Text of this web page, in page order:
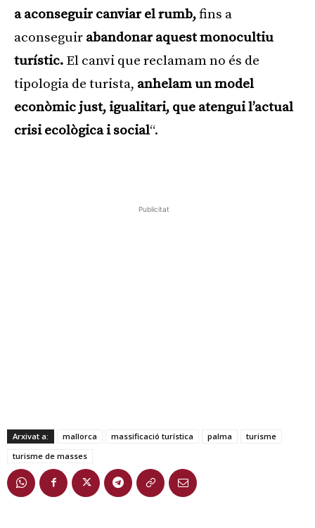
a aconseguir canviar el rumb,fins a
aconseguir abandonar aquest monocultiu
turístic. El canvi que reclamam no és de
tipologia de turista, anhelam un model
econòmic just, igualitari, que atengui l’actual
crisi ecològica i social“.
Publicitat
Arxivat a: mallorca massificació turística palma
turisme
turisme de masses